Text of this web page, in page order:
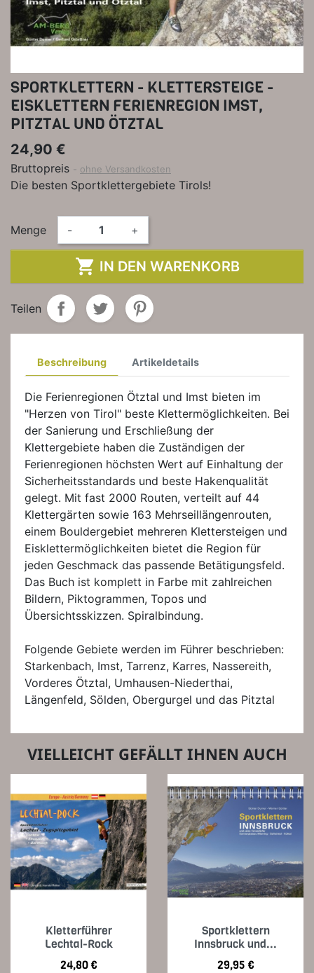
SPORTKLETTERN - KLETTERSTEIGE -
EISKLETTERN FERIENREGION IMST,
PITZTAL UND ÖTZTAL
24,90 €
Bruttopreis ohne Versandkosten
Die besten Sportklettergebiete Tirols!
Menge - +
 IN DEN WARENKORB
Teilen
Beschreibung Artikeldetails
Die Ferienregionen Ötztal und Imst bieten im
"Herzen von Tirol" beste Klettermöglichkeiten. Bei
der Sanierung und Erschließung der
Klettergebiete haben die Zuständigen der
Ferienregionen höchsten Wert auf Einhaltung der
Sicherheitsstandards und beste Hakenqualität
gelegt. Mit fast 2000 Routen, verteilt auf 44
Klettergärten sowie 163 Mehrseillängenrouten,
einem Bouldergebiet mehreren Klettersteigen und
Eisklettermöglichkeiten bietet die Region für
jeden Geschmack das passende Betätigungsfeld.
Das Buch ist komplett in Farbe mit zahlreichen
Bildern, Piktogrammen, Topos und
Übersichtsskizzen. Spiralbindung.
Folgende Gebiete werden im Führer beschrieben:
Starkenbach, Imst, Tarrenz, Karres, Nassereith,
Vorderes Ötztal, Umhausen-Niederthai,
Längenfeld, Sölden, Obergurgel und das Pitztal
VIELLEICHT GEFÄLLT IHNEN AUCH
Kletterführer
Lechtal-Rock
Preis
24,80 €
Sportklettern
Innsbruck und...
Preis
29,95 €